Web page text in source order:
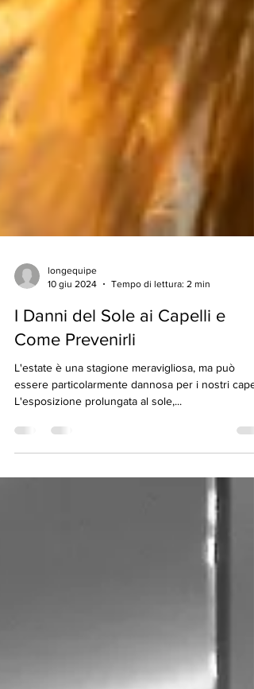
longequipe
I Danni del Sole ai Capelli e
Come Prevenirli
L'estate è una stagione meravigliosa, ma può
essere particolarmente dannosa per i nostri